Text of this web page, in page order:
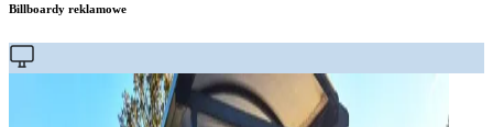
Billboardy reklamowe